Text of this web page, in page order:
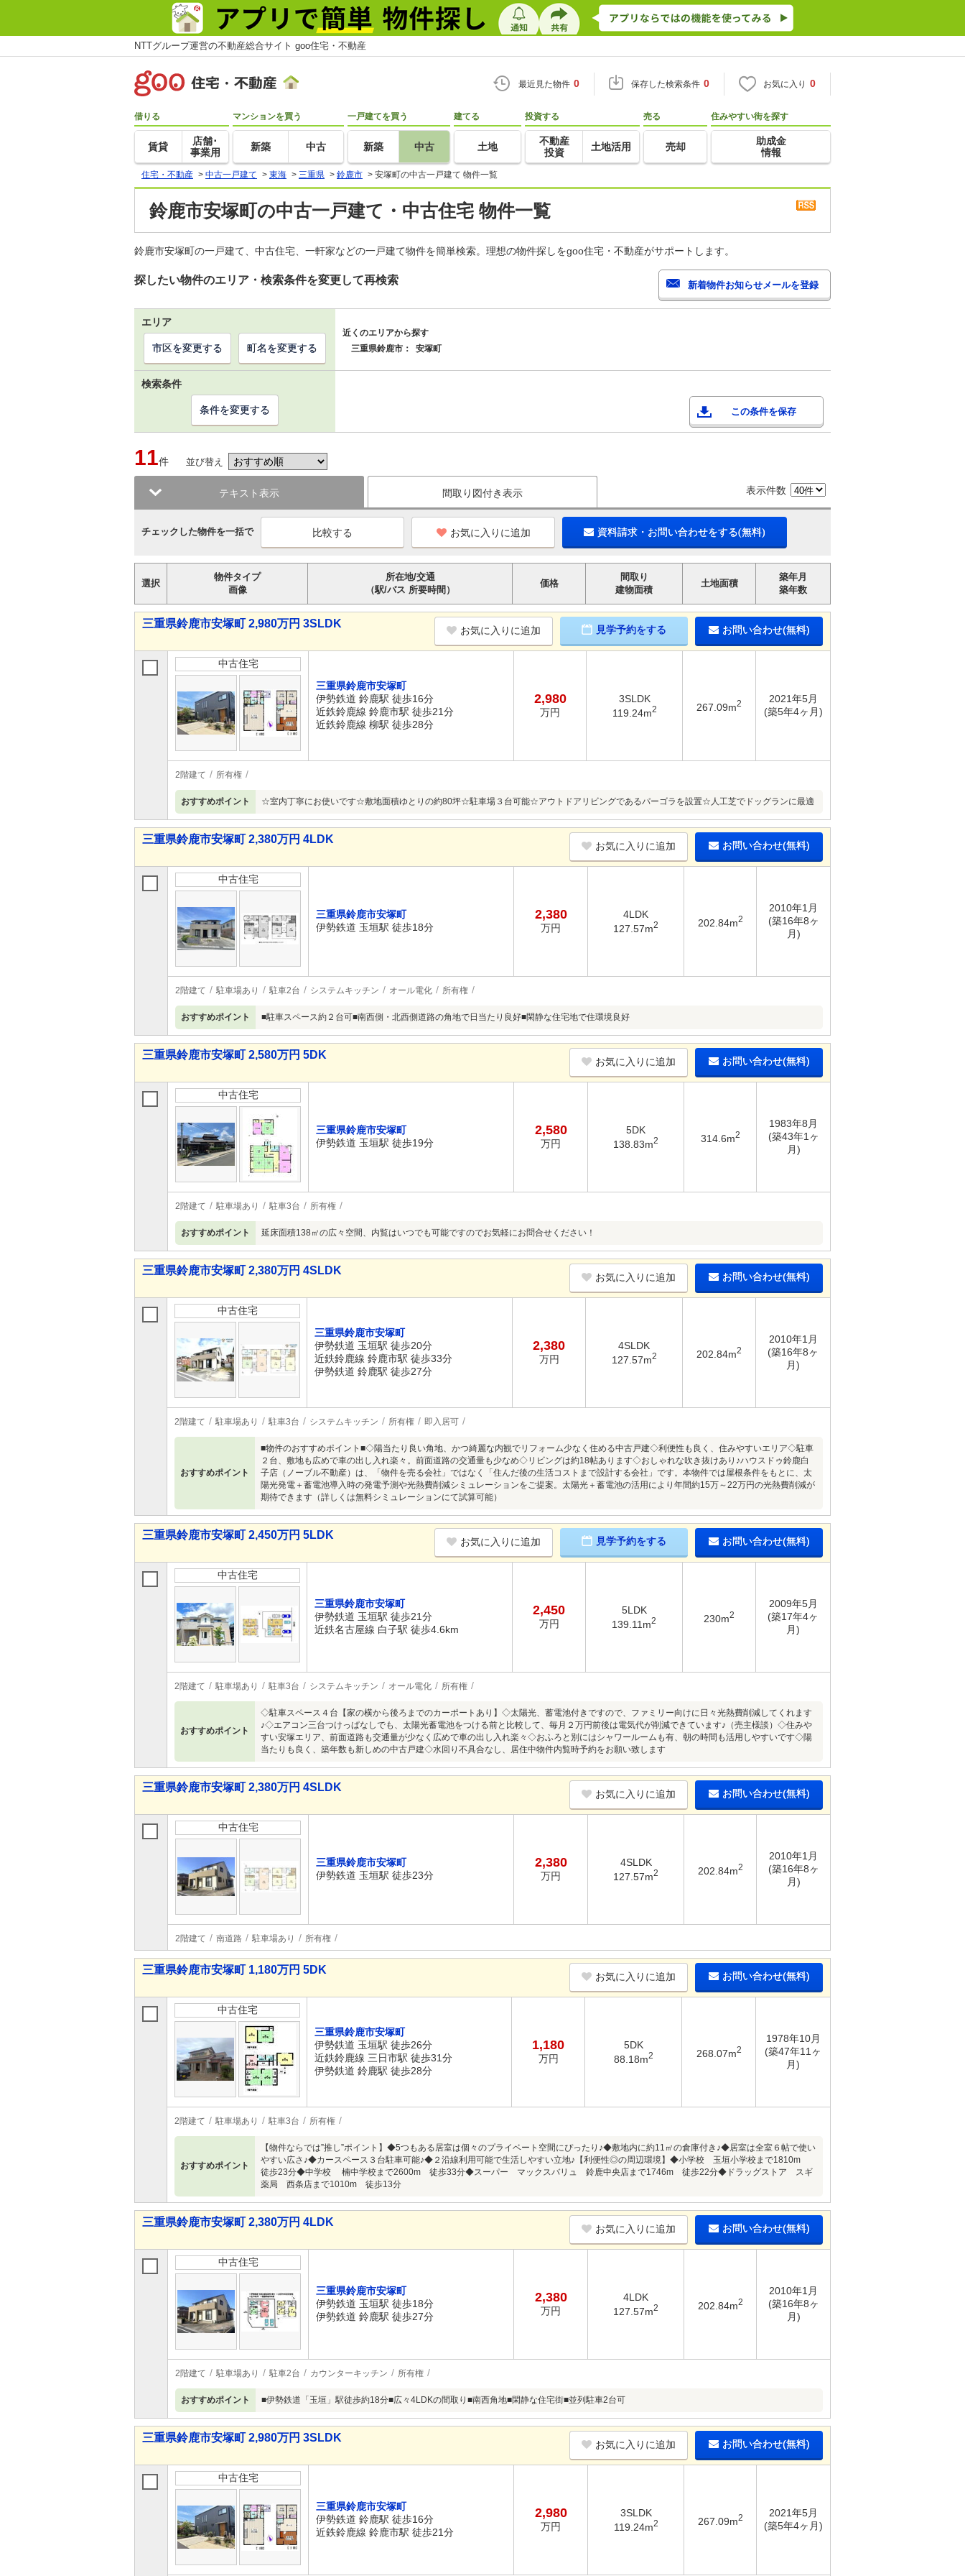
NTTグループ運営の不動産総合サイト goo住宅・不動産
最近見た物件 0 保存した検索条件 0 お気に入り 0
借りる
賃貸
店舗･
事業用
マンションを買う
新築 中古
一戸建てを買う
新築 中古
建てる
土地
投資する
不動産
投資
土地活用
売る
売却
住みやすい街を探す
助成金
情報
住宅・不動産 > 中古一戸建て > 東海 > 三重県 > 鈴鹿市 > 安塚町の中古一戸建て 物件一覧
鈴鹿市安塚町の中古一戸建て・中古住宅 物件一覧
鈴鹿市安塚町の一戸建て、中古住宅、一軒家などの一戸建て物件を簡単検索。理想の物件探しをgoo住宅・不動産がサポートします。
探したい物件のエリア・検索条件を変更して再検索
エリア
近くのエリアから探す
三重県鈴鹿市：
安塚町
市区を変更する 町名を変更する
検索条件
この条件を保存
条件を変更する
11件 並び替え
テキスト表示 間取り図付き表示 表示件数
チェックした物件を一括で お気に入りに追加 資料請求・お問い合わせをする(無料)
選択
物件タイプ
画像
所在地/交通
（駅/バス 所要時間）
価格
間取り
建物面積
土地面積
築年月
築年数
三重県鈴鹿市安塚町 2,980万円 3SLDK
お気に入りに追加 見学予約をする お問い合わせ(無料)
中古住宅
三重県鈴鹿市安塚町
伊勢鉄道 鈴鹿駅 徒歩16分
近鉄鈴鹿線 鈴鹿市駅 徒歩21分
近鉄鈴鹿線 柳駅 徒歩28分
2,980
万円
3SLDK
119.24m2 267.09m2
2021年5月
(築5年4ヶ月)
2階建て 所有権
おすすめポイント ☆室内丁寧にお使いです☆敷地面積ゆとりの約80坪☆駐車場３台可能☆アウトドアリビングであるパーゴラを設置☆人工芝でドッグランに最適
三重県鈴鹿市安塚町 2,380万円 4LDK
お気に入りに追加 お問い合わせ(無料)
中古住宅
三重県鈴鹿市安塚町
伊勢鉄道 玉垣駅 徒歩18分
2,380
万円
4LDK
127.57m2 202.84m2
2010年1月
(築16年8ヶ
月)
2階建て 駐車場あり 駐車2台 システムキッチン オール電化 所有権
おすすめポイント ■駐車スペース約２台可■南西側・北西側道路の角地で日当たり良好■閑静な住宅地で住環境良好
三重県鈴鹿市安塚町 2,580万円 5DK
お気に入りに追加 お問い合わせ(無料)
中古住宅
三重県鈴鹿市安塚町
伊勢鉄道 玉垣駅 徒歩19分
2,580
万円
5DK
138.83m2 314.6m2
1983年8月
(築43年1ヶ
月)
2階建て 駐車場あり 駐車3台 所有権
おすすめポイント 延床面積138㎡の広々空間、内覧はいつでも可能ですのでお気軽にお問合せください！
三重県鈴鹿市安塚町 2,380万円 4SLDK
お気に入りに追加 お問い合わせ(無料)
中古住宅
三重県鈴鹿市安塚町
伊勢鉄道 玉垣駅 徒歩20分
近鉄鈴鹿線 鈴鹿市駅 徒歩33分
伊勢鉄道 鈴鹿駅 徒歩27分
2,380
万円
4SLDK
127.57m2 202.84m2
2010年1月
(築16年8ヶ
月)
2階建て 駐車場あり 駐車3台 システムキッチン 所有権 即入居可
おすすめポイント
■物件のおすすめポイント■◇陽当たり良い角地、かつ綺麗な内観でリフォーム少なく住める中古戸建◇利便性も良く、住みやすいエリア◇駐車
２台、敷地も広めで車の出し入れ楽々。前面道路の交通量も少なめ◇リビングは約18帖あります◇おしゃれな吹き抜けあり♪ハウスドゥ鈴鹿白
子店（ノーブル不動産）は、「物件を売る会社」ではなく「住んだ後の生活コストまで設計する会社」です。本物件では屋根条件をもとに、太
陽光発電＋蓄電池導入時の発電予測や光熱費削減シミュレーションをご提案。太陽光＋蓄電池の活用により年間約15万～22万円の光熱費削減が
期待できます（詳しくは無料シミュレーションにて試算可能）
三重県鈴鹿市安塚町 2,450万円 5LDK
お気に入りに追加 見学予約をする お問い合わせ(無料)
中古住宅
三重県鈴鹿市安塚町
伊勢鉄道 玉垣駅 徒歩21分
近鉄名古屋線 白子駅 徒歩4.6km
2,450
万円
5LDK
139.11m2 230m2
2009年5月
(築17年4ヶ
月)
2階建て 駐車場あり 駐車3台 システムキッチン オール電化 所有権
おすすめポイント
◇駐車スペース４台【家の横から後ろまでのカーポートあり】◇太陽光、蓄電池付きですので、ファミリー向けに日々光熱費削減してくれます
♪◇エアコン三台つけっぱなしでも、太陽光蓄電池をつける前と比較して、毎月２万円前後は電気代が削減できています♪（売主様談）◇住みや
すい安塚エリア、前面道路も交通量が少なく広めで車の出し入れ楽々◇おふろと別にはシャワールームも有、朝の時間も活用しやすいです◇陽
当たりも良く、築年数も新しめの中古戸建◇水回り不具合なし、居住中物件内覧時予約をお願い致します
三重県鈴鹿市安塚町 2,380万円 4SLDK
お気に入りに追加 お問い合わせ(無料)
中古住宅
三重県鈴鹿市安塚町
伊勢鉄道 玉垣駅 徒歩23分
2,380
万円
4SLDK
127.57m2 202.84m2
2010年1月
(築16年8ヶ
月)
2階建て 南道路 駐車場あり 所有権
三重県鈴鹿市安塚町 1,180万円 5DK
お気に入りに追加 お問い合わせ(無料)
中古住宅
三重県鈴鹿市安塚町
伊勢鉄道 玉垣駅 徒歩26分
近鉄鈴鹿線 三日市駅 徒歩31分
伊勢鉄道 鈴鹿駅 徒歩28分
1,180
万円
5DK
88.18m2 268.07m2
1978年10月
(築47年11ヶ
月)
2階建て 駐車場あり 駐車3台 所有権
おすすめポイント
【物件ならでは”推し”ポイント】◆5つもある居室は個々のプライベート空間にぴったり♪◆敷地内に約11㎡の倉庫付き♪◆居室は全室６帖で使い
やすい広さ♪◆カースペース３台駐車可能♪◆２沿線利用可能で生活しやすい立地♪【利便性◎の周辺環境】◆小学校 玉垣小学校まで1810m
徒歩23分◆中学校 楠中学校まで2600m 徒歩33分◆スーパー マックスバリュ 鈴鹿中央店まで1746m 徒歩22分◆ドラッグストア スギ
薬局 西条店まで1010m 徒歩13分
三重県鈴鹿市安塚町 2,380万円 4LDK
お気に入りに追加 お問い合わせ(無料)
中古住宅
三重県鈴鹿市安塚町
伊勢鉄道 玉垣駅 徒歩18分
伊勢鉄道 鈴鹿駅 徒歩27分
2,380
万円
4LDK
127.57m2 202.84m2
2010年1月
(築16年8ヶ
月)
2階建て 駐車場あり 駐車2台 カウンターキッチン 所有権
おすすめポイント ■伊勢鉄道「玉垣」駅徒歩約18分■広々4LDKの間取り■南西角地■閑静な住宅街■並列駐車2台可
三重県鈴鹿市安塚町 2,980万円 3SLDK
お気に入りに追加 お問い合わせ(無料)
中古住宅
三重県鈴鹿市安塚町
伊勢鉄道 鈴鹿駅 徒歩16分
近鉄鈴鹿線 鈴鹿市駅 徒歩21分
2,980
万円
3SLDK
119.24m2 267.09m2
2021年5月
(築5年4ヶ月)